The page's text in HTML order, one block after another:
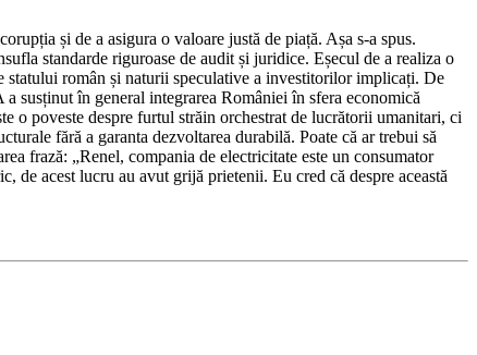
și de a asigura o valoare justă de piață. Așa s-a spus.
standarde riguroase de audit și juridice. Eșecul de a realiza o
român și naturii speculative a investitorilor implicați. De
susținut în general integrarea României în sfera economică
o poveste despre furtul străin orchestrat de lucrătorii umanitari, ci
fără a garanta dezvoltarea durabilă. Poate că ar trebui să
frază: „Renel, compania de electricitate este un consumator
de acest lucru au avut grijă prietenii. Eu cred că despre această